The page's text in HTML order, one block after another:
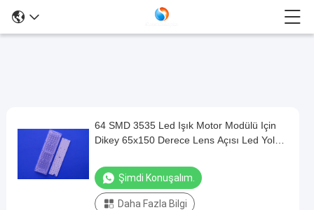
64
SMD
3535
64 SMD 3535 Led Işık Motor Modülü Için
Dikey 65x150 Derece Lens Açısı Led Yol
Şimdi Konuşalım.
Daha Fazla Bilgi